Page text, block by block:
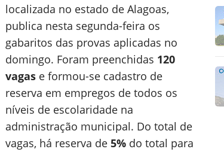
localizada no estado de Alagoas,
publica nesta segunda-feira os
gabaritos das provas aplicadas no
domingo. Foram preenchidas 120
vagas e formou-se cadastro de
reserva em empregos de todos os
níveis de escolaridade na
administração municipal. Do total de
vagas, há reserva de 5% do total para